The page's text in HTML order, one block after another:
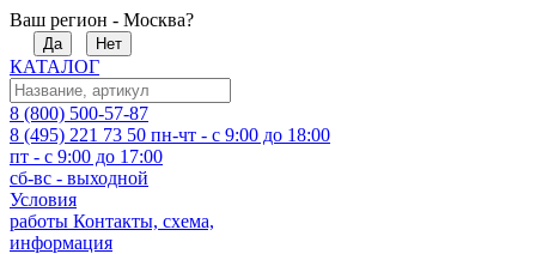
Ваш регион - Москва?
Да Нет
КАТАЛОГ
8 (800) 500-57-87
8 (495) 221 73 50 пн-чт - с 9:00 до 18:00
пт - с 9:00 до 17:00
сб-вс - выходной
Условия
работы Контакты, схема,
информация